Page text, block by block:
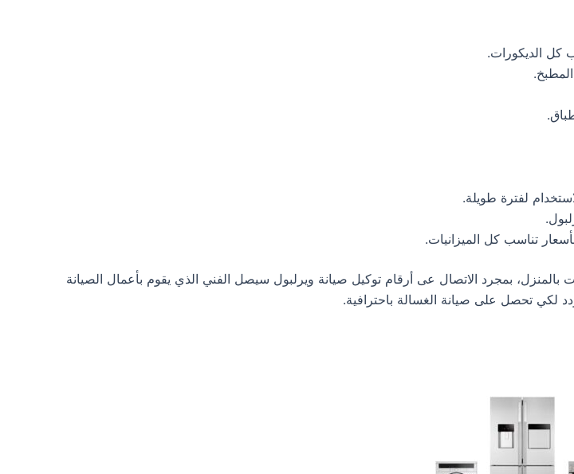
كل الديكورات.
لفترة طويلة.
تناسب كل الميزانيات.
بمجرد الاتصال عى أرقام توكيل صيانة ويرلبول سيصل الفني الذي يقوم بأعمال الصيانة
لكي تحصل على صيانة الغسالة باحترافية.